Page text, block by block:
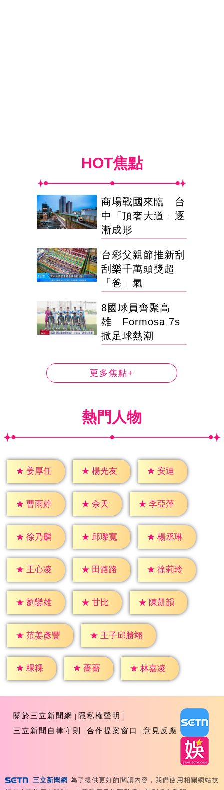
HOT焦點
商場戰國來臨 台
中「頂奢大道」逐
漸成形
台彩父親節推新刮
刮樂千萬頭獎超
「爸」氣
8國球員齊聚高
雄 Formosa 7s
掀足球熱潮
更多焦點+
熱門人物
★ 姜厚任 ★ 楊光友 ★ 安迪
★ 曹雨婷 ★ 余天 ★ 李亞萍
★ 徐乃麟 ★ 邱瓈寬 ★ 楊丞琳
★ 王心凌 ★ 田路路 ★ 徐莉玲
★ 劉鑾雄 ★ 甘比 ★ 陳凱韻
★ 范姜彥豐 ★ 王子邱勝翊
★ 粿粿 ★ 薔薔 ★ 林嘉凌
關於三立新聞網
隱私權聲明
三立新聞自律守則
合作提案窗口 意見反應
Copyright ©2026 Sanlih E-Television All Rights
三立新聞網 為了提供更好的閱讀內容，我們使用相關網站技